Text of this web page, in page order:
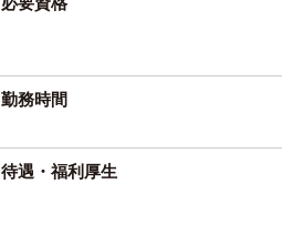
勤務時間
待遇・福利厚生